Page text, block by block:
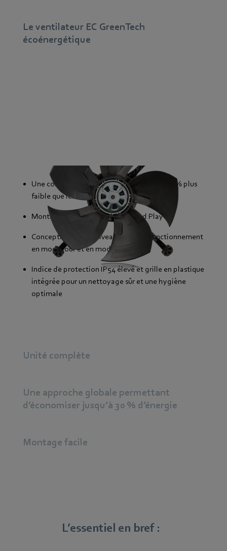
Le ventilateur EC GreenTech
écoénergétique
Une consommation énergétique jusqu’à 40 % plus
faible que les solutions AC
Montage simple grâce au Plug and Play
Conception à deux niveaux pour un fonctionnement
en mode jour et en mode nuit
Indice de protection IP54 élevé et grille en plastique
intégrée pour un nettoyage sûr et une hygiène
optimale
Unité complète
Une approche globale permettant
d’économiser jusqu’à 30 % d’énergie
Montage facile
L’essentiel en bref :